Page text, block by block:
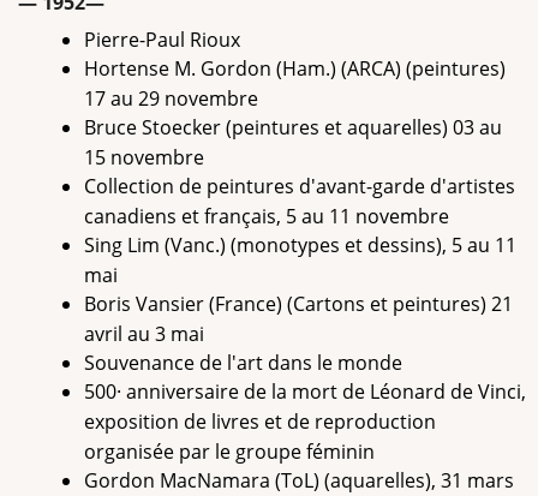
Pierre-Paul Rioux
Hortense M. Gordon (Ham.) (ARCA) (peintures)
17 au 29 novembre
Bruce Stoecker (peintures et aquarelles) 03 au
15 novembre
Collection de peintures d'avant-garde d'artistes
canadiens et français, 5 au 11 novembre
Sing Lim (Vanc.) (monotypes et dessins), 5 au 11
mai
Boris Vansier (France) (Cartons et peintures) 21
avril au 3 mai
Souvenance de l'art dans le monde
500· anniversaire de la mort de Léonard de Vinci,
exposition de livres et de reproduction
organisée par le groupe féminin
Gordon MacNamara (ToL) (aquarelles), 31 mars